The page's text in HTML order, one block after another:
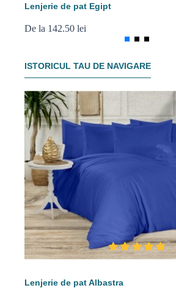
Lenjerie de pat Egipt
De la 142.50 lei
ISTORICUL TAU DE NAVIGARE
Lenjerie de pat Albastra